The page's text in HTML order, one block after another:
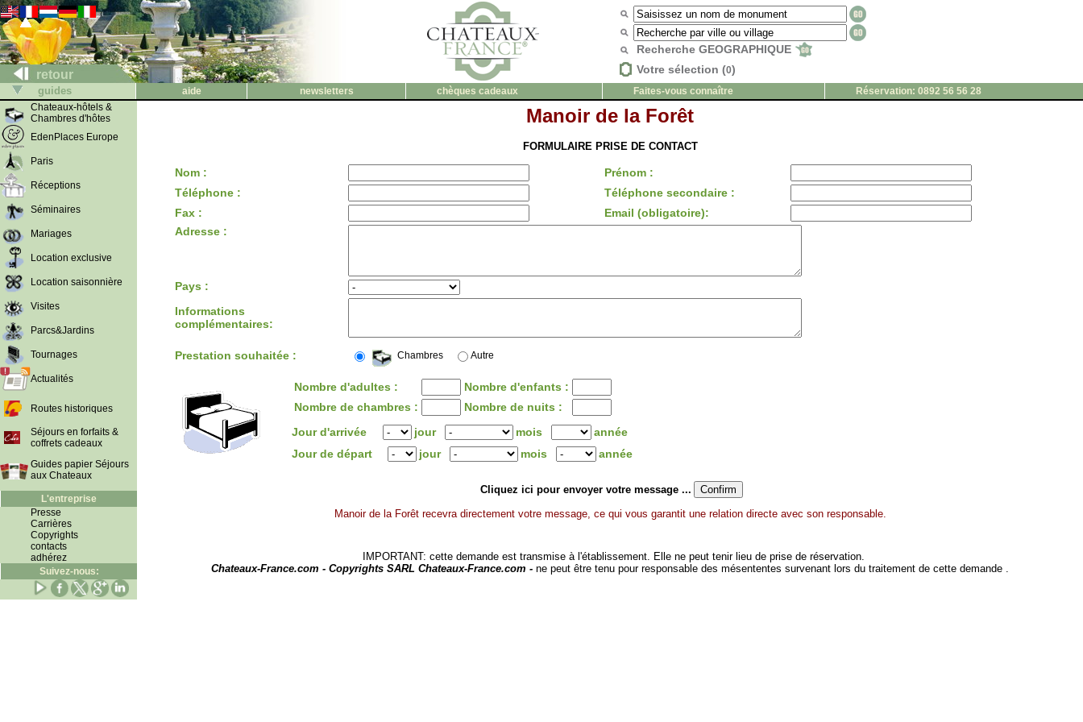
retour
Recherche GEOGRAPHIQUE
Votre sélection (0)
guides aide newsletters chèques cadeaux Faites-vous connaître
Réservation: 0892 56 56 28
Chateaux-hôtels &
Chambres d'hôtes
EdenPlaces Europe
Paris
Réceptions
Séminaires
Mariages
Location exclusive
Location saisonnière
Visites
Parcs&Jardins
Tournages
Actualités
Routes historiques
Séjours en forfaits &
coffrets cadeaux
Guides papier Séjours
aux Chateaux
L'entreprise
Presse
Carrières
Copyrights
contacts
adhérez
Suivez-nous:
Manoir de la Forêt
FORMULAIRE PRISE DE CONTACT
Nom :
Prénom :
Téléphone :
Téléphone secondaire :
Fax :
Email (obligatoire):
Adresse :
Pays :
Informations
complémentaires:
Prestation souhaitée : Chambres Autre
Nombre d'adultes :
Nombre d'enfants :
Nombre de chambres :
Nombre de nuits :
Jour d'arrivée
jour mois
année
Jour de départ
jour mois année
Cliquez ici pour envoyer votre message ...
Manoir de la Forêt recevra directement votre message, ce qui vous garantit une relation directe avec son responsable.
IMPORTANT: cette demande est transmise à l'établissement. Elle ne peut tenir lieu de prise de réservation.
Chateaux-France.com - Copyrights SARL Chateaux-France.com - ne peut être tenu pour responsable des mésententes survenant lors du traitement de cette demande .